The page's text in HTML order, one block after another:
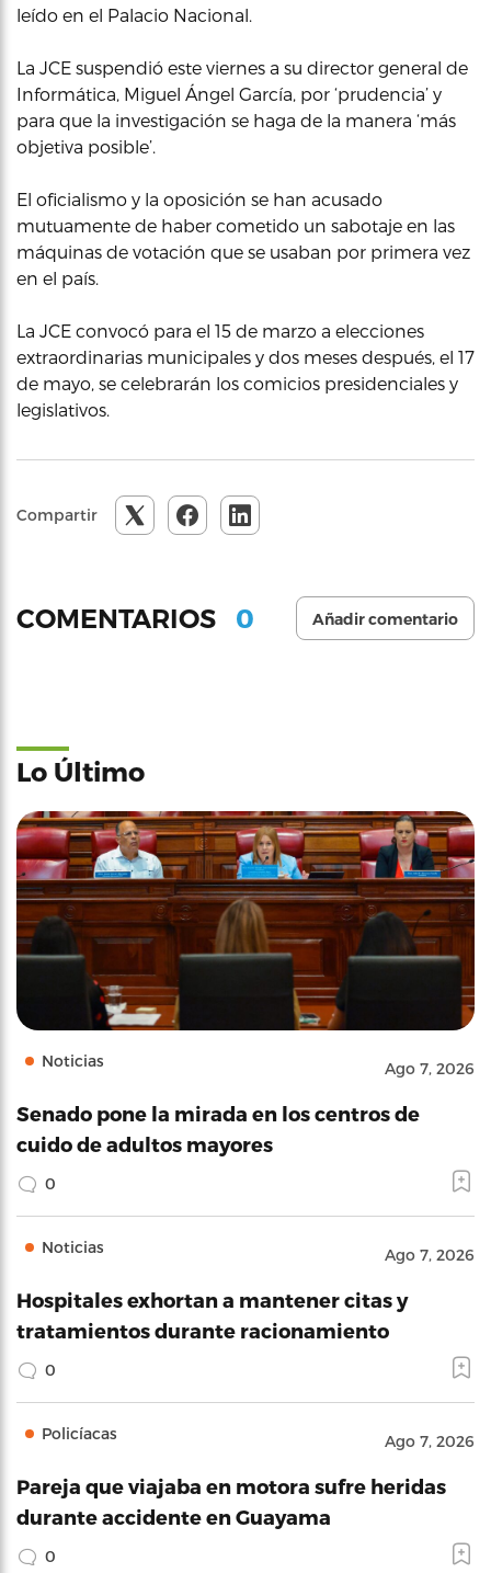
leído en el Palacio Nacional.
La JCE suspendió este viernes a su director general de
Informática, Miguel Ángel García, por ‘prudencia’ y
para que la investigación se haga de la manera ‘más
objetiva posible’.
El oficialismo y la oposición se han acusado
mutuamente de haber cometido un sabotaje en las
máquinas de votación que se usaban por primera vez
en el país.
La JCE convocó para el 15 de marzo a elecciones
extraordinarias municipales y dos meses después, el 17
de mayo, se celebrarán los comicios presidenciales y
legislativos.
Compartir
COMENTARIOS 0 Añadir comentario
Lo Último
Noticias Ago 7, 2026
Senado pone la mirada en los centros de
cuido de adultos mayores
0
Noticias Ago 7, 2026
Hospitales exhortan a mantener citas y
tratamientos durante racionamiento
0
Policíacas Ago 7, 2026
Pareja que viajaba en motora sufre heridas
durante accidente en Guayama
0